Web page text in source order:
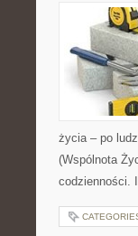
życia – po
(Wspólnota
codzienności.